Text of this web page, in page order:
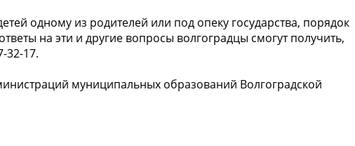
одному из родителей или под опеку государства, порядок
на эти и другие вопросы волгоградцы смогут получить,
32-17.
муниципальных образований Волгоградской